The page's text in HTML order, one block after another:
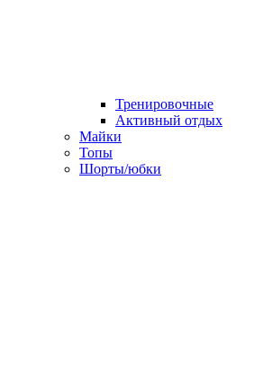
Тренировочные
Активный отдых
Майки
Топы
Шорты/юбки